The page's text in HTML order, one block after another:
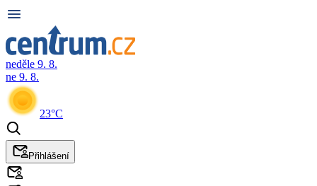
neděle 9. 8.
ne 9. 8.
23°C
Přihlášení